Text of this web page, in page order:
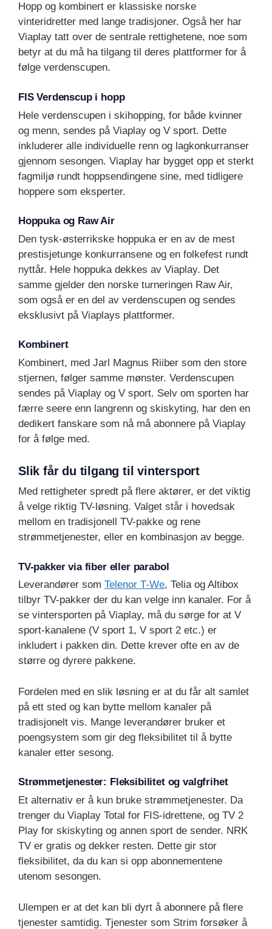
Hopp og kombinert er klassiske norske
vinteridretter med lange tradisjoner. Også her har
Viaplay tatt over de sentrale rettighetene, noe som
betyr at du må ha tilgang til deres plattformer for å
følge verdenscupen.
FIS Verdenscup i hopp
Hele verdenscupen i skihopping, for både kvinner
og menn, sendes på Viaplay og V sport. Dette
inkluderer alle individuelle renn og lagkonkurranser
gjennom sesongen. Viaplay har bygget opp et sterkt
fagmiljø rundt hoppsendingene sine, med tidligere
hoppere som eksperter.
Hoppuka og Raw Air
Den tysk-østerrikske hoppuka er en av de mest
prestisjetunge konkurransene og en folkefest rundt
nyttår. Hele hoppuka dekkes av Viaplay. Det
samme gjelder den norske turneringen Raw Air,
som også er en del av verdenscupen og sendes
eksklusivt på Viaplays plattformer.
Kombinert
Kombinert, med Jarl Magnus Riiber som den store
stjernen, følger samme mønster. Verdenscupen
sendes på Viaplay og V sport. Selv om sporten har
færre seere enn langrenn og skiskyting, har den en
dedikert fanskare som nå må abonnere på Viaplay
for å følge med.
Slik får du tilgang til vintersport
Med rettigheter spredt på flere aktører, er det viktig
å velge riktig TV-løsning. Valget står i hovedsak
mellom en tradisjonell TV-pakke og rene
strømmetjenester, eller en kombinasjon av begge.
TV-pakker via fiber eller parabol
Leverandører som Telenor T-We, Telia og Altibox
tilbyr TV-pakker der du kan velge inn kanaler. For å
se vintersporten på Viaplay, må du sørge for at V
sport-kanalene (V sport 1, V sport 2 etc.) er
inkludert i pakken din. Dette krever ofte en av de
større og dyrere pakkene.
Fordelen med en slik løsning er at du får alt samlet
på ett sted og kan bytte mellom kanaler på
tradisjonelt vis. Mange leverandører bruker et
poengsystem som gir deg fleksibilitet til å bytte
kanaler etter sesong.
Strømmetjenester: Fleksibilitet og valgfrihet
Et alternativ er å kun bruke strømmetjenester. Da
trenger du Viaplay Total for FIS-idrettene, og TV 2
Play for skiskyting og annen sport de sender. NRK
TV er gratis og dekker resten. Dette gir stor
fleksibilitet, da du kan si opp abonnementene
utenom sesongen.
Ulempen er at det kan bli dyrt å abonnere på flere
tjenester samtidig. Tjenester som Strim forsøker å